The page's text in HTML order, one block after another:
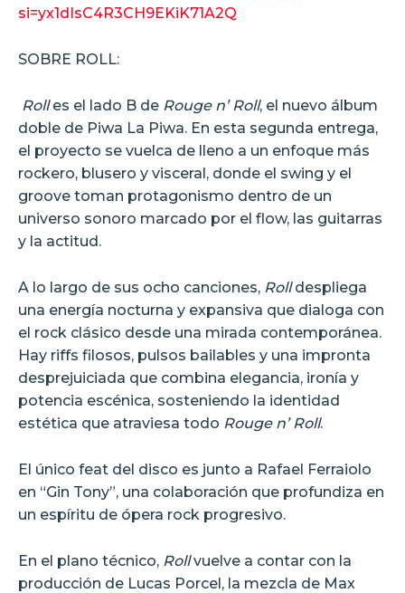
si=yx1dIsC4R3CH9EKiK71A2Q
SOBRE ROLL:
Rolles el lado B de Rouge n’ Roll, el nuevo álbum
doble de Piwa La Piwa. En esta segunda entrega,
el proyecto se vuelca de lleno a un enfoque más
rockero, blusero y visceral, donde el swing y el
groove toman protagonismo dentro de un
universo sonoro marcado por el flow, las guitarras
y la actitud.
A lo largo de sus ocho canciones, Rolldespliega
una energía nocturna y expansiva que dialoga con
el rock clásico desde una mirada contemporánea.
Hay riffs filosos, pulsos bailables y una impronta
desprejuiciada que combina elegancia, ironía y
potencia escénica, sosteniendo la identidad
estética que atraviesa todo Rouge n’ Roll.
El único feat del disco es junto a Rafael Ferraiolo
en “Gin Tony”, una colaboración que profundiza en
un espíritu de ópera rock progresivo.
En el plano técnico, Rollvuelve a contar con la
producción de Lucas Porcel, la mezcla de Max